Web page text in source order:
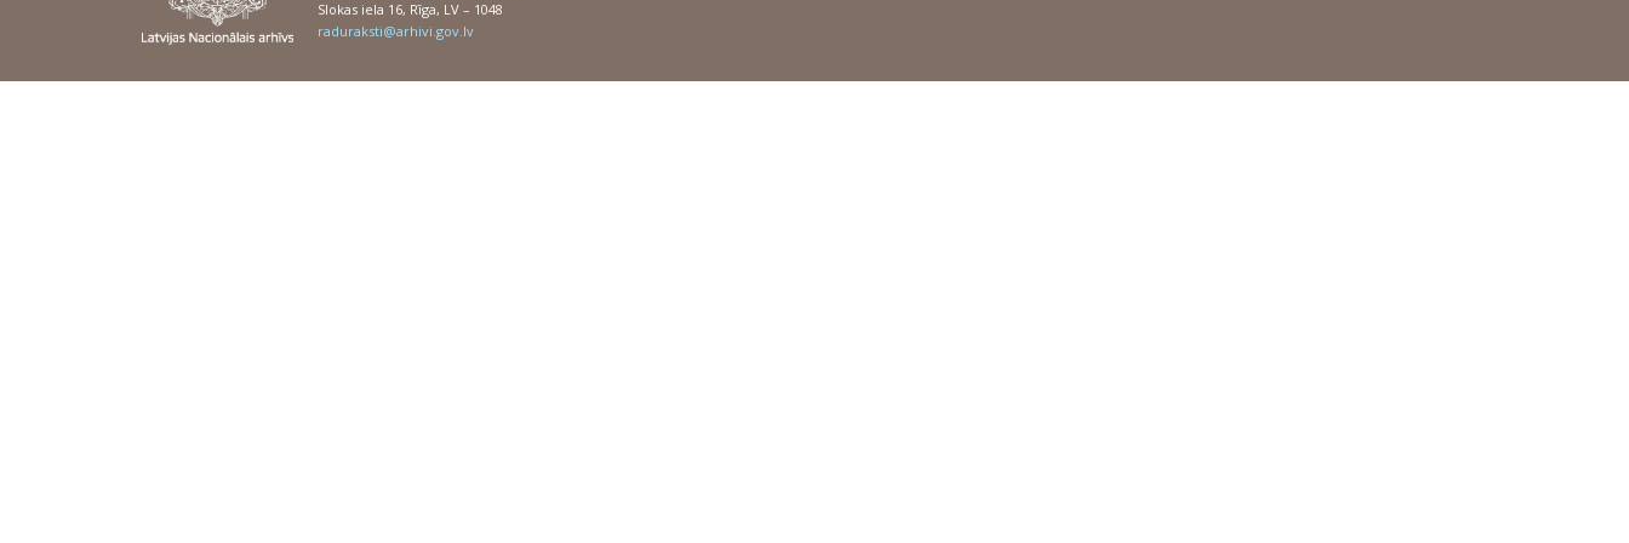
Slokas iela 16, Rīga, LV – 1048
raduraksti@arhivi.gov.lv